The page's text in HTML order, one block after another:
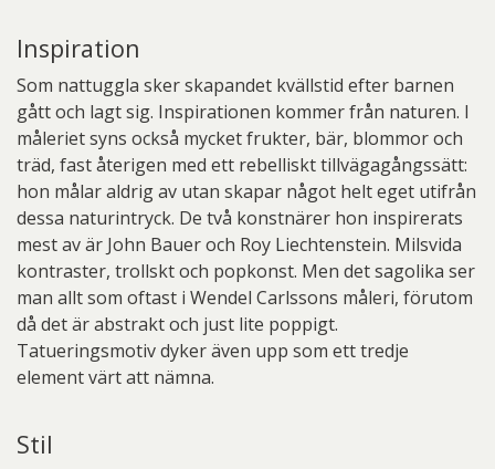
Inspiration
Som nattuggla sker skapandet kvällstid efter barnen
gått och lagt sig. Inspirationen kommer från naturen. I
måleriet syns också mycket frukter, bär, blommor och
träd, fast återigen med ett rebelliskt tillvägagångssätt:
hon målar aldrig av utan skapar något helt eget utifrån
dessa naturintryck. De två konstnärer hon inspirerats
mest av är John Bauer och Roy Liechtenstein. Milsvida
kontraster, trollskt och popkonst. Men det sagolika ser
man allt som oftast i Wendel Carlssons måleri, förutom
då det är abstrakt och just lite poppigt.
Tatueringsmotiv dyker även upp som ett tredje
element värt att nämna.
Stil